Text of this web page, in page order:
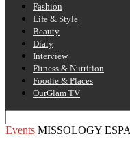
Fashion
Life & Style
Beauty
Diary
Interview
Fitness & Nutrition
Foodie & Places
OurGlam TV
Events MISSOLOGY